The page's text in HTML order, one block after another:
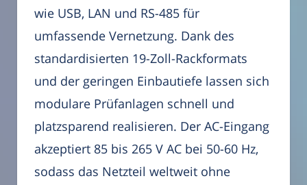
wie USB, LAN und RS-485 für
umfassende Vernetzung. Dank des
standardisierten 19-Zoll-Rackformats
und der geringen Einbautiefe lassen sich
modulare Prüfanlagen schnell und
platzsparend realisieren. Der AC-Eingang
akzeptiert 85 bis 265 V AC bei 50-60 Hz,
sodass das Netzteil weltweit ohne